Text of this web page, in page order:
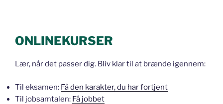
ONLINEKURSER
Lær, når det passer dig. Bliv klar til at brænde igennem:
Til eksamen: Få den karakter, du har fortjent
Til jobsamtalen: Få jobbet